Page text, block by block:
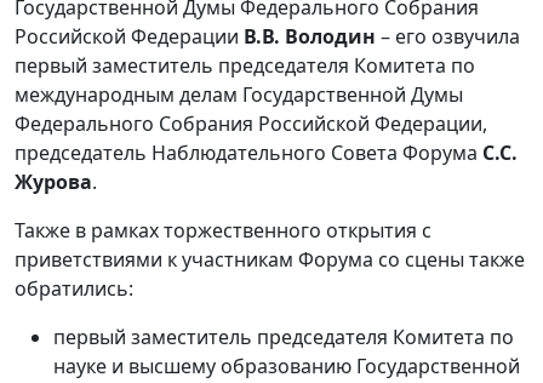
Государственной Думы Федерального Собрания
Российской Федерации В.В. Володин – его озвучила
первый заместитель председателя Комитета по
международным делам Государственной Думы
Федерального Собрания Российской Федерации,
председатель Наблюдательного Совета Форума С.С.
Журова.
Также в рамках торжественного открытия с
приветствиями к участникам Форума со сцены также
обратились:
первый заместитель председателя Комитета по
науке и высшему образованию Государственной